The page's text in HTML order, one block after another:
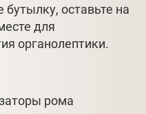
бутылку, оставьте на
для
органолептики.
рома